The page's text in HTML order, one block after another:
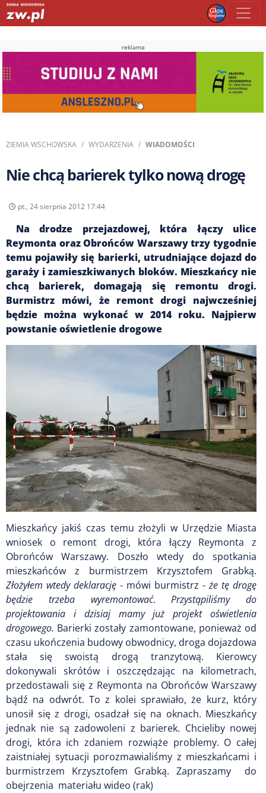
reklama
ZIEMIA WSCHOWSKA WYDARZENIA WIADOMOŚCI
Nie chcą barierek tylko nową drogę
pt., 24 sierpnia 2012 17:44
Na drodze przejazdowej, która łączy ulice
Reymonta oraz Obrońców Warszawy trzy tygodnie
temu pojawiły się barierki, utrudniające dojazd do
garaży i zamieszkiwanych bloków. Mieszkańcy nie
chcą barierek, domagają się remontu drogi.
Burmistrz mówi, że remont drogi najwcześniej
będzie można wykonać w 2014 roku. Najpierw
powstanie oświetlenie drogowe
Mieszkańcy jakiś czas temu złożyli w Urzędzie Miasta
wniosek o remont drogi, która łączy Reymonta z
Obrońców Warszawy. Doszło wtedy do spotkania
mieszkańców z burmistrzem Krzysztofem Grabką.
Złożyłem wtedy deklarację - mówi burmistrz -że tę drogę
będzie trzeba wyremontować.Przystąpiliśmy do
projektowania i dzisiaj mamy już projekt oświetlenia
drogowego. Barierki zostały zamontowane, ponieważ od
czasu ukończenia budowy obwodnicy, droga dojazdowa
stała się swoistą drogą tranzytową. Kierowcy
dokonywali skrótów i oszczędzając na kilometrach,
przedostawali się z Reymonta na Obrońców Warszawy
bądź na odwrót. To z kolei sprawiało, że kurz, który
unosił się z drogi, osadzał się na oknach. Mieszkańcy
jednak nie są zadowoleni z barierek. Chcieliby nowej
drogi, która ich zdaniem rozwiąże problemy. O całej
zaistniałej sytuacji porozmawialiśmy z mieszkańcami i
burmistrzem Krzysztofem Grabką. Zapraszamy do
obejrzenia materiału wideo (rak)